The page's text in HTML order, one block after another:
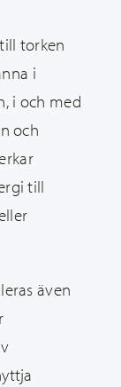
torken
i
i och med
och
till
även